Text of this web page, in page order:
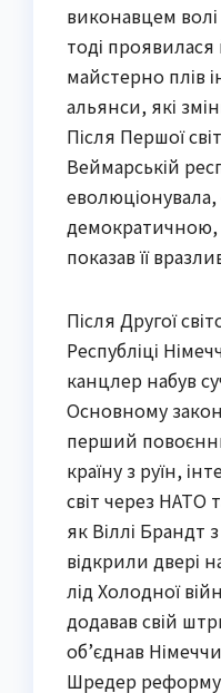
виконавцем
тоді
майстерно плів
альянси, які
Після Першої
Веймарській
демократичною,
показав її
Після Другої
Республіці
канцлер набув
Основному
перший
країну з руїн,
світ через НАТО
як Віллі Брандт
відкрили двері
лід Холодної
додавав свій
об’єднав
Шредер